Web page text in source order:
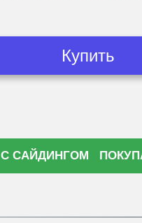
Купить
С САЙДИНГОМ